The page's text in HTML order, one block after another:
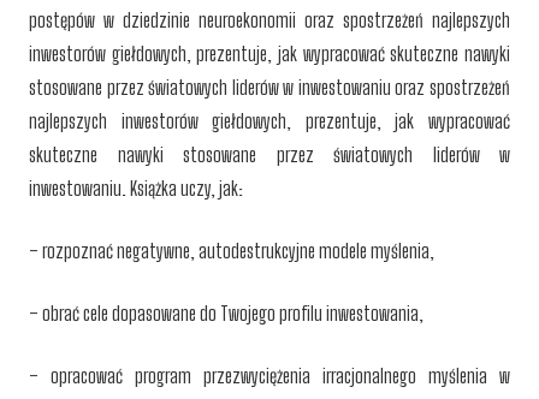
postępów w dziedzinie neuroekonomii oraz spostrzeżeń najlepszych
inwestorów giełdowych, prezentuje, jak wypracować skuteczne nawyki
stosowane przez światowych liderów w inwestowaniu oraz spostrzeżeń
najlepszych inwestorów giełdowych, prezentuje, jak wypracować
skuteczne nawyki stosowane przez światowych liderów w
inwestowaniu. Książka uczy, jak:
– rozpoznać negatywne, autodestrukcyjne modele myślenia,
– obrać cele dopasowane do Twojego profilu inwestowania,
– opracować program przezwyciężenia irracjonalnego myślenia w